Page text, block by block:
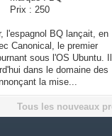
Prix : 250
l'espagnol BQ lançait, en
Canonical, le premier
sous l'OS Ubuntu. Il
dans le domaine des
la mise...
Tous les nouveaux